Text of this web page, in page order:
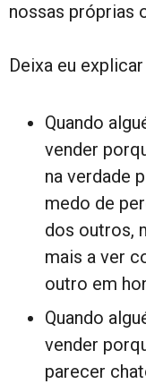
nossas próprias
Deixa eu
Quando
vender
na verdade
medo de
dos outros,
mais a ver
outro em
Quando
vender
parecer